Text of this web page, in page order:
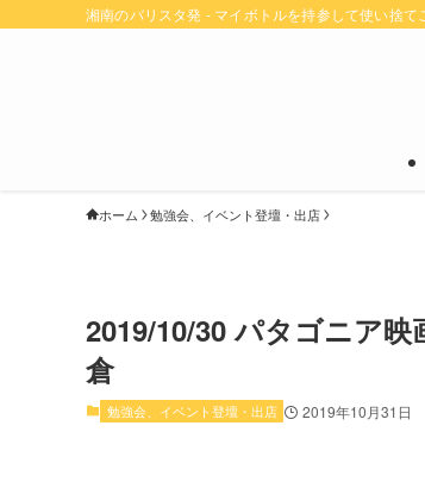
湘南のバリスタ発 - マイボトルを持参して使い捨て
ホーム 勉強会、イベント登壇・出店
2019/10/30 パタゴニア
倉
勉強会、イベント登壇・出店 2019年10月31日